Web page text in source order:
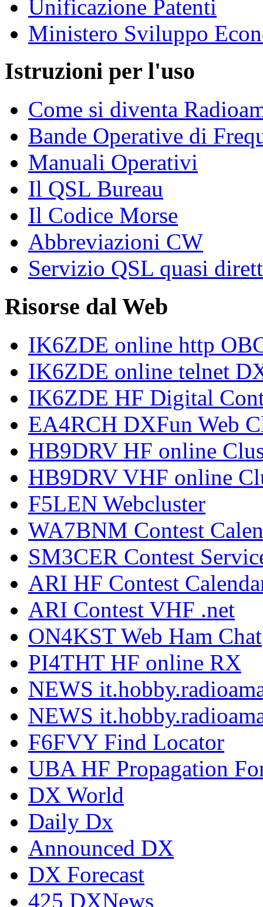
Unificazione Patenti
Ministero Sviluppo
Istruzioni per l'uso
Come si diventa
Bande Operative di
Manuali Operativi
Il QSL Bureau
Il Codice Morse
Abbreviazioni CW
Servizio QSL quasi
Risorse dal Web
IK6ZDE online http
IK6ZDE online telnet
IK6ZDE HF Digital
EA4RCH DXFun Web
HB9DRV HF online
HB9DRV VHF online
F5LEN Webcluster
WA7BNM Contest
SM3CER Contest
ARI HF Contest
ARI Contest VHF .net
ON4KST Web Ham Chat
PI4THT HF online RX
NEWS
NEWS
F6FVY Find Locator
UBA HF Propagation
DX World
Daily Dx
Announced DX
DX Forecast
425 DXNews